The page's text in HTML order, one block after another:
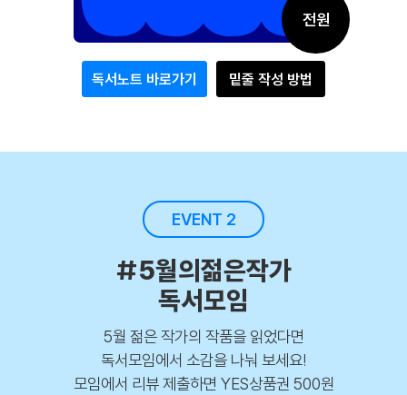
전원
독서노트 바로가기 밑줄 작성 방법
EVENT 2
#5월의젊은작가
독서모임
5월 젊은 작가의 작품을 읽었다면
독서모임에서 소감을 나눠 보세요!
모임에서 리뷰 제출하면 YES상품권 500원